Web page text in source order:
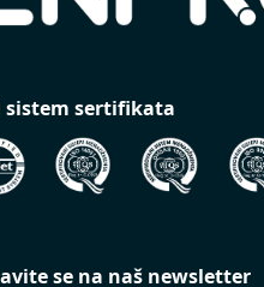
sistem sertifikata
se na naš newsletter